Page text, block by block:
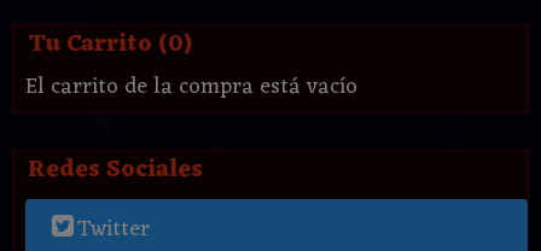
Tu Carrito (0)
El carrito de la compra está vacío
Redes Sociales
Twitter